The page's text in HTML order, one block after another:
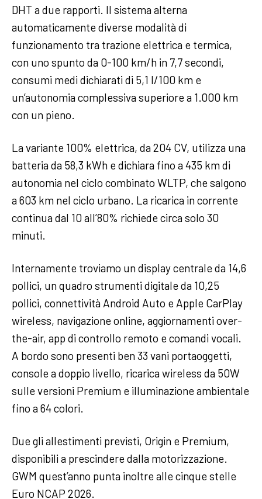
DHT a due rapporti. Il sistema alterna
automaticamente diverse modalità di
funzionamento tra trazione elettrica e termica,
con uno spunto da 0-100 km/h in 7,7 secondi,
consumi medi dichiarati di 5,1 l/100 km e
un’autonomia complessiva superiore a 1.000 km
con un pieno.
La variante 100% elettrica, da 204 CV, utilizza una
batteria da 58,3 kWh e dichiara fino a 435 km di
autonomia nel ciclo combinato WLTP, che salgono
a 603 km nel ciclo urbano. La ricarica in corrente
continua dal 10 all’80% richiede circa solo 30
minuti.
Internamente troviamo un display centrale da 14,6
pollici, un quadro strumenti digitale da 10,25
pollici, connettività Android Auto e Apple CarPlay
wireless, navigazione online, aggiornamenti over-
the-air, app di controllo remoto e comandi vocali.
A bordo sono presenti ben 33 vani portaoggetti,
console a doppio livello, ricarica wireless da 50W
sulle versioni Premium e illuminazione ambientale
fino a 64 colori.
Due gli allestimenti previsti, Origin e Premium,
disponibili a prescindere dalla motorizzazione.
GWM quest’anno punta inoltre alle cinque stelle
Euro NCAP 2026.